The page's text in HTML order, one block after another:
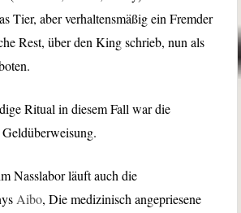
Tier, aber verhaltensmäßig ein Fremder
Rest, über den King schrieb, nun als
Ritual in diesem Fall war die
Nasslabor läuft auch die
Aibo, Die medizinisch angepriesene